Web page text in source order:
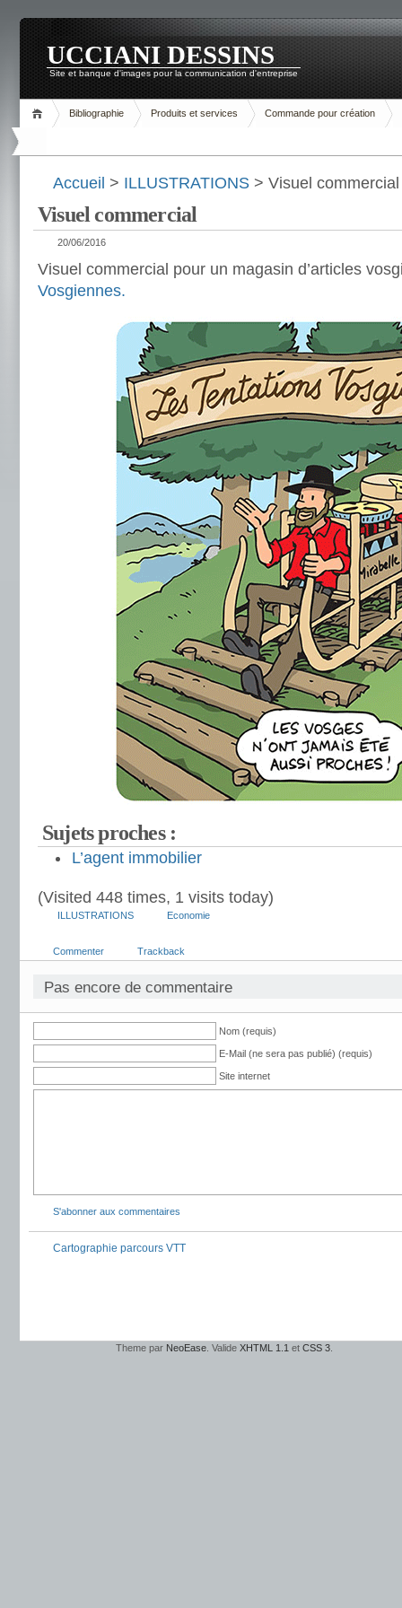
UCCIANI DESSINS
Site et banque d'images pour la communication d'entreprise
Bibliographie Produits et services Commande pour création
Accueil > ILLUSTRATIONS > Visuel commercial
Visuel commercial
20/06/2016
Visuel commercial pour un magasin d’articles
Vosgiennes.
Sujets proches :
L’agent immobilier
(Visited 448 times, 1 visits today)
ILLUSTRATIONS Economie
Commenter Trackback
Pas encore de commentaire
Nom (requis)
E-Mail (ne sera pas publié) (requis)
Site internet
S'abonner aux commentaires
Cartographie parcours VTT
Theme par NeoEase . Valide XHTML 1.1 et CSS 3